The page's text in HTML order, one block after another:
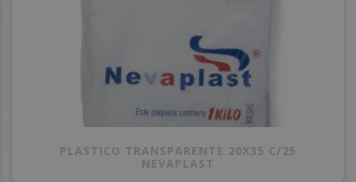
PLASTICO TRANSPARENTE 20X35 C/25
NEVAPLAST